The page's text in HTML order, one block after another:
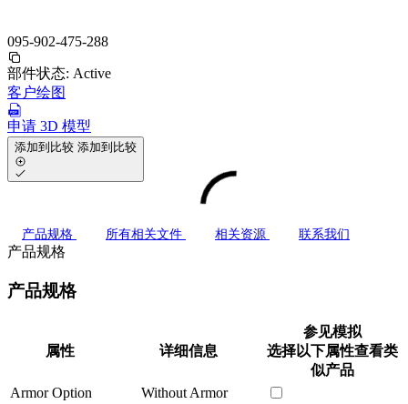
095-902-475-288
部件状态: Active
客户绘图
申请 3D 模型
添加到比较 添加到比较
产品规格 所有相关文件 相关资源 联系我们
产品规格
产品规格
属性 详细信息
参见模拟
选择以下属性查看类
似产品
Armor Option
Without Armor